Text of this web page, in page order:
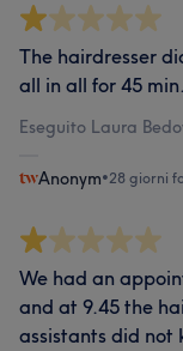
The hairdresser
all in all for 45
Eseguito Laura
Anonym•28 giorni
We had an
and at 9.45 the
assistants did not